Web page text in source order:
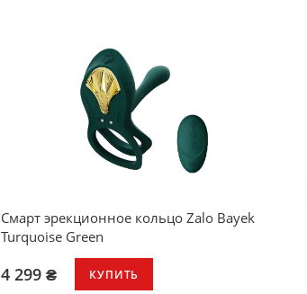
Смарт эрекционное кольцо Zalo Bayek
Turquoise Green
4 299 ₴ КУПИТЬ